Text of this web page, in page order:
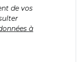
de vos
à